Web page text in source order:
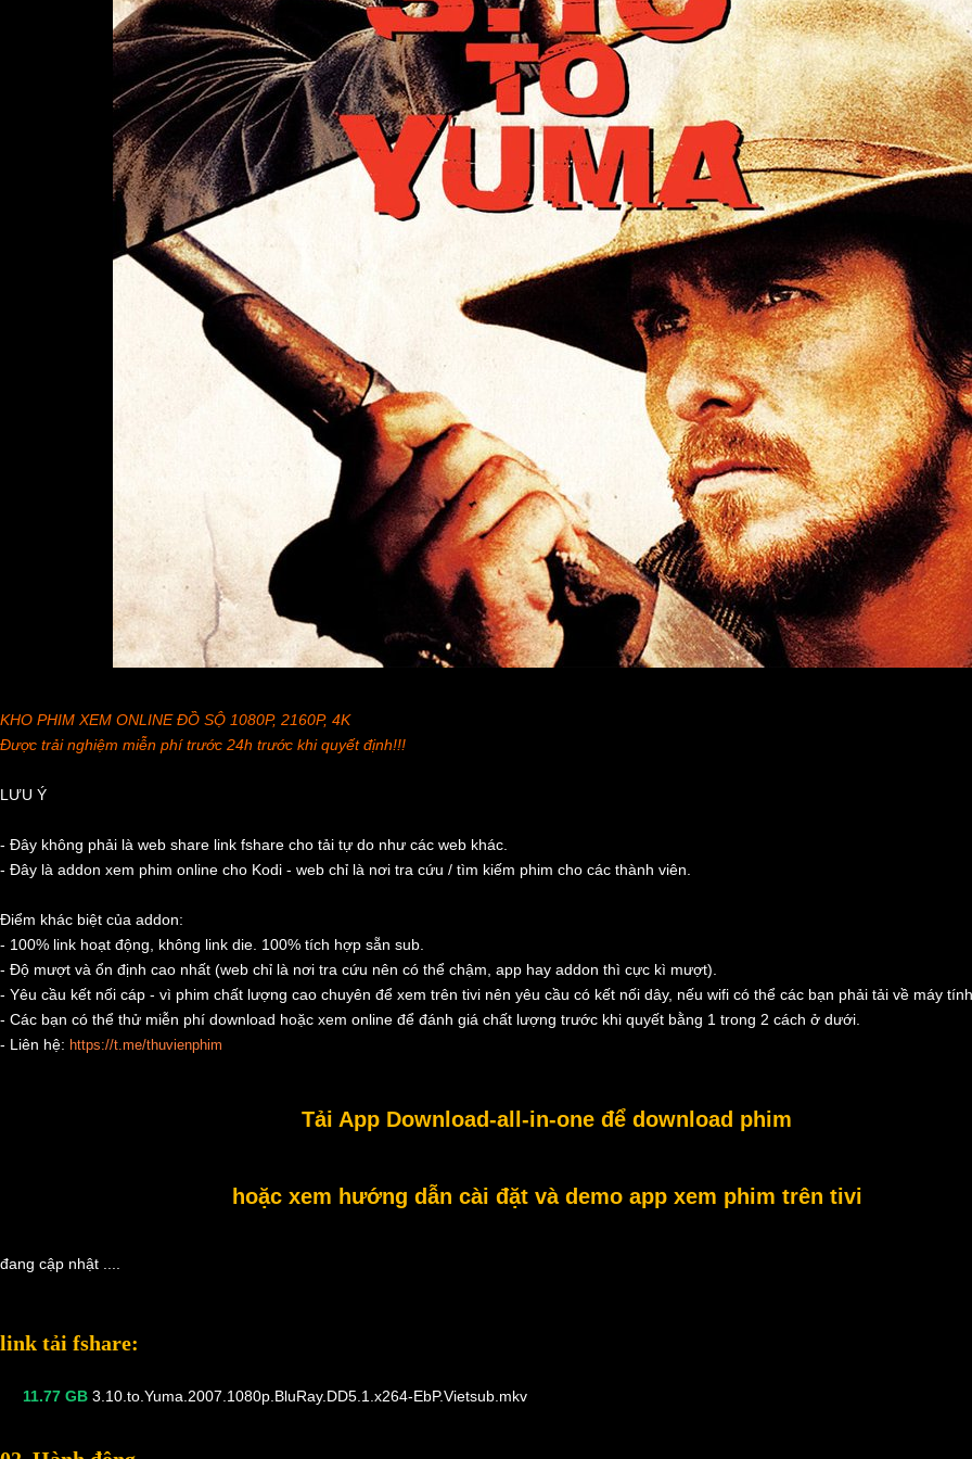
KHO PHIM XEM ONLINE ĐỒ SỘ 1080P, 2160P, 4K
Được trải nghiệm miễn phí trước 24h trước khi quyết định!!!
LƯU Ý
- Đây không phải là web share link fshare cho tải tự do như các web khác.
- Đây là addon xem phim online cho Kodi - web chỉ là nơi tra cứu / tìm kiếm phim cho các thành viên.
Điểm khác biệt của addon:
- 100% link hoạt động, không link die. 100% tích hợp sẵn sub.
- Độ mượt và ổn định cao nhất (web chỉ là nơi tra cứu nên có thể chậm, app hay addon thì cực kì mượt).
- Yêu cầu kết nối cáp - vì phim chất lượng cao chuyên để xem trên tivi nên yêu cầu có kết nối dây, nếu wifi có thể các bạn phải tải về máy
- Các bạn có thể thử miễn phí download hoặc xem online để đánh giá chất lượng trước khi quyết bằng 1 trong 2 cách ở dưới.
- Liên hệ: https://t.me/thuvienphim
Tải App Download-all-in-one để download phim
hoặc xem hướng dẫn cài đặt và demo app xem phim trên tivi
đang cập nhật ....
link tải fshare:
11.77 GB 3.10.to.Yuma.2007.1080p.BluRay.DD5.1.x264-EbP.Vietsub.mkv